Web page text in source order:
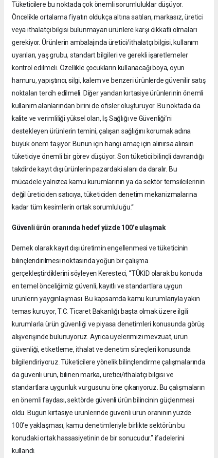
Tüketicilere bu noktada çok önemli sorumluluklar düşüyor.
Öncelikle ortalama fiyatın oldukça altına satılan, markasız, üretici
veya ithalatçı bilgisi bulunmayan ürünlere karşı dikkatli olmaları
gerekiyor. Ürünlerin ambalajında üretici/ithalatçı bilgisi, kullanım
uyarıları, yaş grubu, standart bilgileri ve gerekli işaretlemeler
kontrol edilmeli. Özellikle çocukların kullanacağı boya, oyun
hamuru, yapıştırıcı, silgi, kalem ve benzeri ürünlerde güvenilir satış
noktaları tercih edilmeli. Diğer yandan kırtasiye ürünlerinin önemli
kullanım alanlarından birini de ofisler oluşturuyor. Bu noktada da
kalite ve verimliliği yüksel olan, İş Sağlığı ve Güvenliği’ni
destekleyen ürünlerin temini, çalışan sağlığını korumak adına
büyük önem taşıyor. Bunun için hangi amaç için alınırsa alınsın
tüketiciye önemli bir görev düşüyor. Son tüketici bilinçli davrandığı
takdirde kayıt dışı ürünlerin pazardaki alanı da daralır. Bu
mücadele yalnızca kamu kurumlarının ya da sektör temsilcilerinin
değil üreticiden satıcıya, tüketiciden denetim mekanizmalarına
kadar tüm kesimlerin ortak sorumluluğu.”
Güvenli ürün oranında hedef yüzde 100’e ulaşmak
Dernek olarak kayıt dışı üretimin engellenmesi ve tüketicinin
bilinçlendirilmesi noktasında yoğun bir çalışma
gerçekleştirdiklerini söyleyen Keresteci, “TÜKİD olarak bu konuda
en temel önceliğimiz güvenli, kayıtlı ve standartlara uygun
ürünlerin yaygınlaşması. Bu kapsamda kamu kurumlarıyla yakın
temas kuruyor, T.C. Ticaret Bakanlığı başta olmak üzere ilgili
kurumlarla ürün güvenliği ve piyasa denetimleri konusunda görüş
alışverişinde bulunuyoruz. Ayrıca üyelerimizi mevzuat, ürün
güvenliği, etiketleme, ithalat ve denetim süreçleri konusunda
bilgilendiriyoruz. Tüketicilere yönelik bilinçlendirme çalışmalarında
da güvenli ürün, bilinen marka, üretici/ithalatçı bilgisi ve
standartlara uygunluk vurgusunu öne çıkarıyoruz. Bu çalışmaların
en önemli faydası, sektörde güvenli ürün bilincinin güçlenmesi
oldu. Bugün kırtasiye ürünlerinde güvenli ürün oranının yüzde
100’e yaklaşması, kamu denetimleriyle birlikte sektörün bu
konudaki ortak hassasiyetinin de bir sonucudur.” ifadelerini
kullandı.